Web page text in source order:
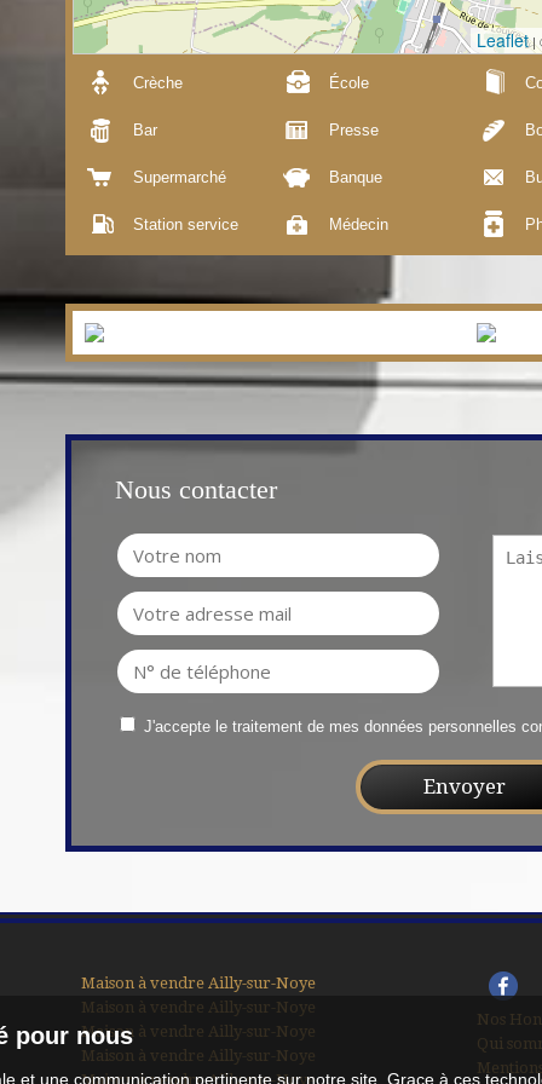
Leaflet|
Crèche École
Bar Presse
Supermarché Banque
Station service Médecin
Nous contacter
J'accepte le traitement de mes données personnelles
Maison à vendre Ailly-sur-Noye
Maison à vendre Ailly-sur-Noye
Maison à vendre Ailly-sur-Noye
Maison à vendre Ailly-sur-Noye
Maison à vendre Ailly-sur-Noye
Nos
Qui
pour nous
et une communication pertinente sur notre site. Grace à ces